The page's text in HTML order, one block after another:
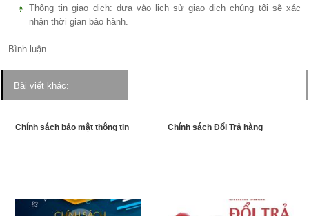
Thông tin giao dịch: dựa vào lịch sử giao dịch chúng tôi sẽ xác
nhận thời gian bảo hành.
Bình luận
Bài viết khác:
Chính sách bảo mật thông tin Chính sách Đổi Trả hàng